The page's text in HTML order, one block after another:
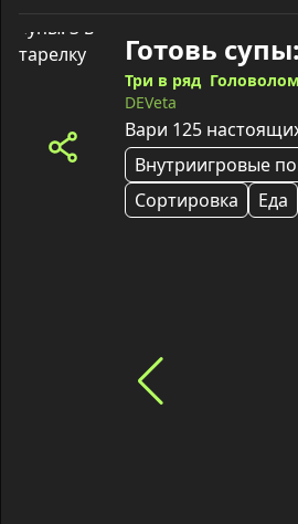
Готовь
Три в ряд
DEVeta
Вари 125
Внутриигровые
Сортировка
Еда